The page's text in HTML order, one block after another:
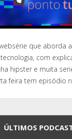
que aborda
com
hipster e muita
feira tem episódio
ÚLTIMOS